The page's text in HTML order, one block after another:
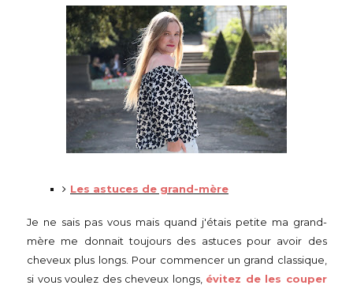
Les astuces de grand-mère
Je ne sais pas vous mais quand j'étais petite ma grand-
mère me donnait toujours des astuces pour avoir des
cheveux plus longs. Pour commencer un grand classique,
si vous voulez des cheveux longs, évitez de les couper